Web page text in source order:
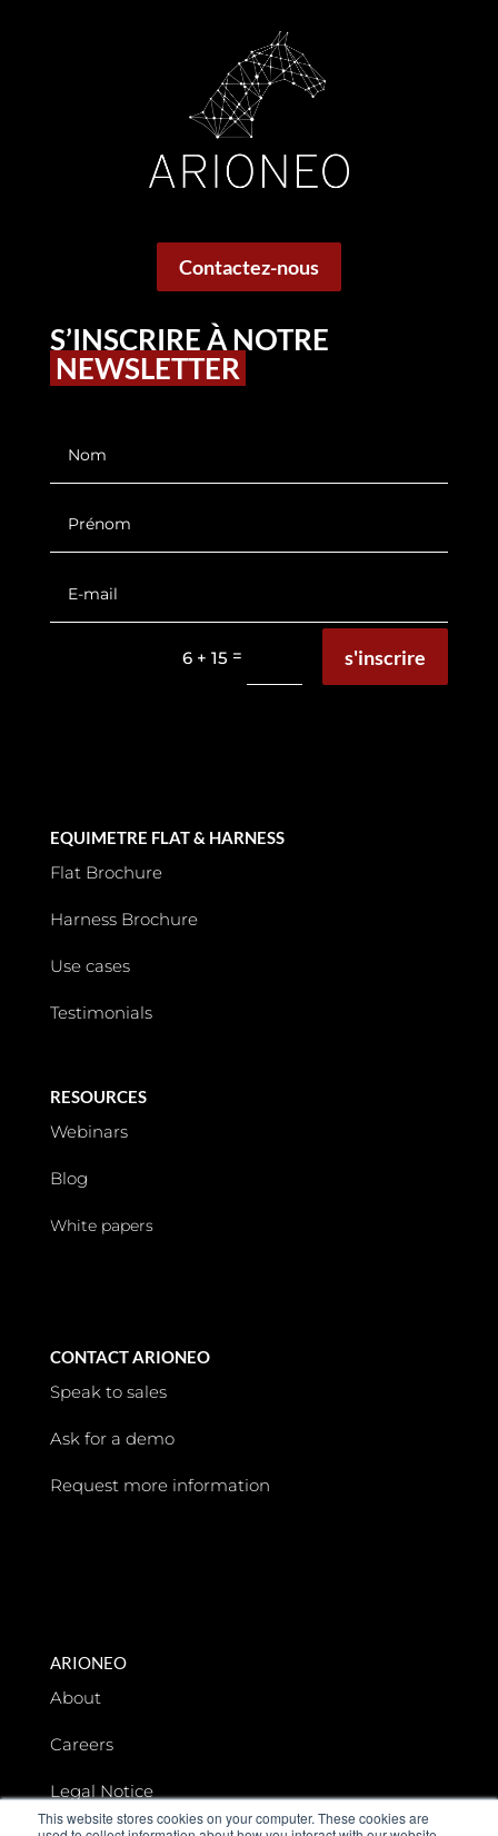
This website stores cookies on your computer. These cookies are
Contactez-nous
S’INSCRIRE À NOTRE
NEWSLETTER
6 + 15 = s'inscrire
EQUIMETRE FLAT & HARNESS
Flat Brochure
Harness Brochure
Use cases
Testimonials
RESOURCES
Webinars
Blog
White papers
CONTACT ARIONEO
Speak to sales
Ask for a demo
Request more information
ARIONEO
About
Careers
Legal Notice